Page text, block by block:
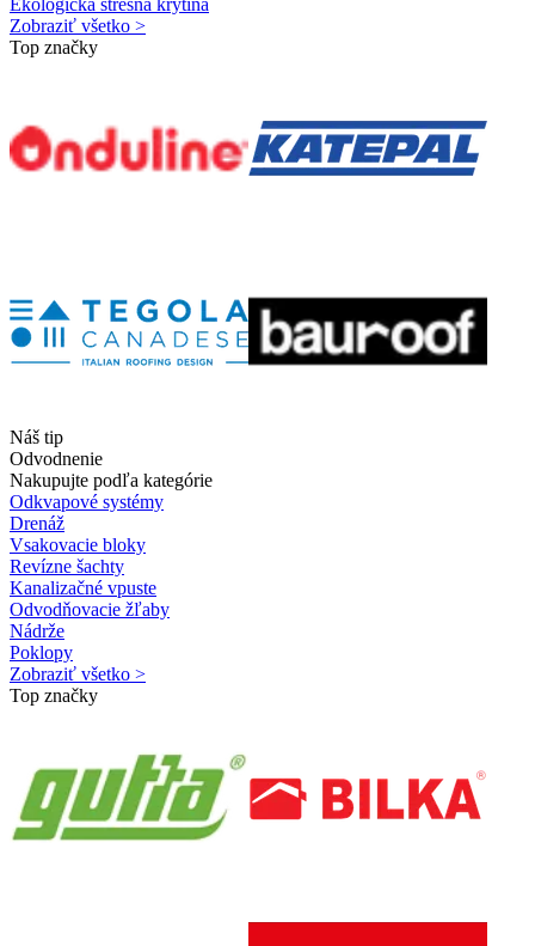
Ekologická strešná krytina
Zobraziť všetko >
Top značky
Náš tip
Odvodnenie
Nakupujte podľa kategórie
Odkvapové systémy
Drenáž
Vsakovacie bloky
Revízne šachty
Kanalizačné vpuste
Odvodňovacie žľaby
Nádrže
Poklopy
Zobraziť všetko >
Top značky